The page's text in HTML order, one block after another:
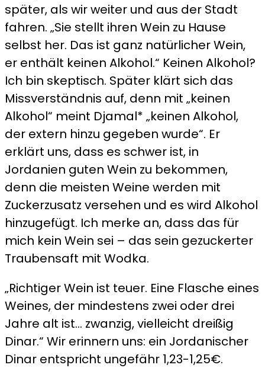
später, als wir weiter und aus der Stadt
fahren. „Sie stellt ihren Wein zu Hause
selbst her. Das ist ganz natürlicher Wein,
er enthält keinen Alkohol.“ Keinen Alkohol?
Ich bin skeptisch. Später klärt sich das
Missverständnis auf, denn mit „keinen
Alkohol“ meint Djamal* „keinen Alkohol,
der extern hinzu gegeben wurde“. Er
erklärt uns, dass es schwer ist, in
Jordanien guten Wein zu bekommen,
denn die meisten Weine werden mit
Zuckerzusatz versehen und es wird Alkohol
hinzugefügt. Ich merke an, dass das für
mich kein Wein sei – das sein gezuckerter
Traubensaft mit Wodka.
„Richtiger Wein ist teuer. Eine Flasche eines
Weines, der mindestens zwei oder drei
Jahre alt ist… zwanzig, vielleicht dreißig
Dinar.“ Wir erinnern uns: ein Jordanischer
Dinar entspricht ungefähr 1,23-1,25€.